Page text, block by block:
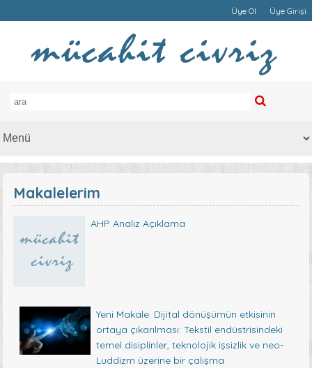
Üye Ol Üye Girişi
Makalelerim
AHP Analiz Açıklama
Yeni Makale: Dijital dönüşümün etkisinin
ortaya çıkarılması: Tekstil endüstrisindeki
temel disiplinler, teknolojik işsizlik ve neo-
Luddizm üzerine bir çalışma